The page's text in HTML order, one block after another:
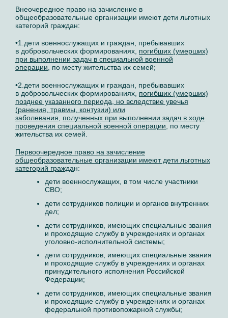
Внеочередное право на зачисление в
общеобразовательные организации имеют дети льготных
категорий граждан:
•1.дети военнослужащих и граждан, пребывавших
в добровольческих формированиях, погибших (умерших)
при выполнении задач в специальной военной
операции, по месту жительства их семей;
•2.дети военнослужащих и граждан, пребывавших
в добровольческих формированиях, погибших (умерших)
позднее указанного периода, но вследствие увечья
(ранения, травмы, контузии) или
заболевания
полученных при выполнении задач в ходе
проведения специальной военной операции , по месту
жительства их семей.
Первоочередное право на зачисление
общеобразовательные организации имеют дети льготных
категорий граждан:
дети военнослужащих, в том числе участники
СВО;
дети сотрудников полиции и органов внутренних
дел;
дети сотрудников, имеющих специальные звания
и проходящие службу в учреждениях и органах
уголовно-исполнительной системы;
дети сотрудников, имеющих специальные звания
и проходящие службу в учреждениях и органах
принудительного исполнения Российской
Федерации;
дети сотрудников, имеющих специальные звания
и проходящие службу в учреждениях и органах
федеральной противопожарной службы;